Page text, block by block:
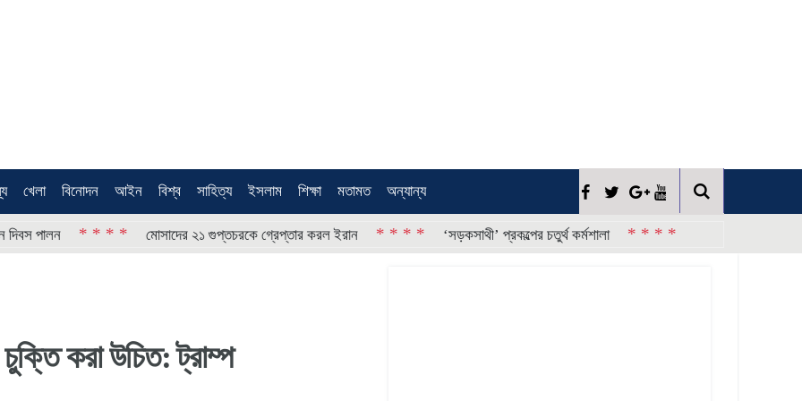
খেলা বিনোদন আইন বিশ্ব সাহিত্য ইসলাম শিক্ষা মতামত অন্যান্য
* * * * মোসাদের ২১ গুপ্তচরকে গ্রেপ্তার করল ইরান * * * * ‘সড়কসাথী’ প্রকল্পের চতুর্থ কর্মশালা * * * *
চুক্তি করা উচিত: ট্রাম্প